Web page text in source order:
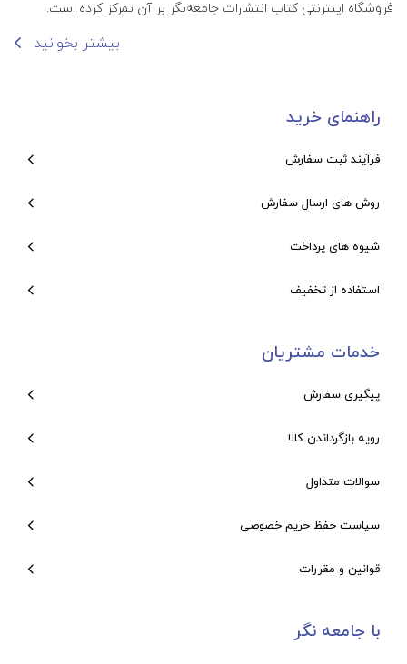
فروشگاه اینترنتی کتاب انتشارات جامعه‌نگر بر آن تمرکز کرده است.
بیشتر بخوانید
راهنمای خرید
فرآیند ثبت سفارش
روش های ارسال سفارش
شیوه های پرداخت
استفاده از تخفیف
خدمات مشتریان
پیگیری سفارش
رویه بازگرداندن کالا
سوالات متداول
سیاست حفظ حریم خصوصی
قوانین و مقررات
با جامعه نگر